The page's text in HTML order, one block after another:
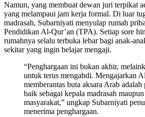
Namun, yang membuat dewan juri terpikat
yang melampaui jam kerja formal. Di luar
madrasah, Subarniyati menyulap rumah
Pendidikan Al-Qur’an (TPA). Setiap sore
rumahnya selalu terbuka lebar bagi anak-
sekitar yang ingin belajar mengaji.
“Penghargaan ini bukan akhir,
untuk terus mengabdi. Mengajarkan
memberantas buta aksara Arab
baik sebagai kepala madrasah
masyarakat,” ungkap Subarniyati
menerima penghargaan.